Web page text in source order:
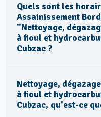
Quels sont les
Assainissement
"Nettoyage,
à fioul et
Cubzac ?
Nettoyage,
à fioul et
Cubzac, qu'est-ce